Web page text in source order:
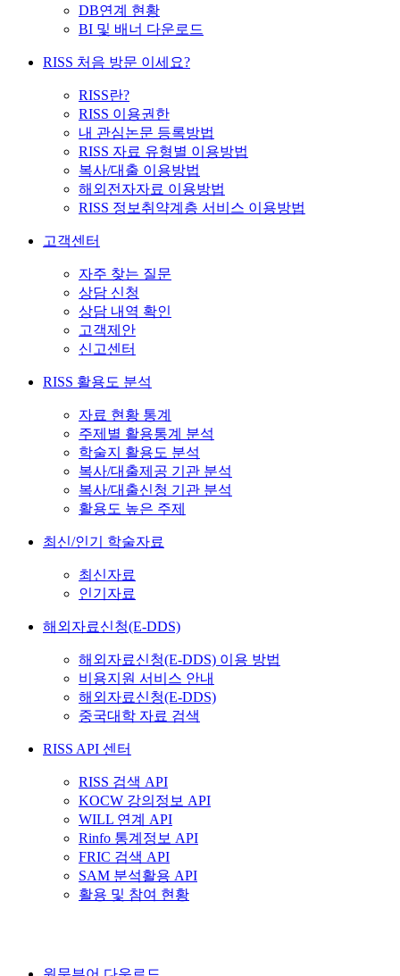
DB연계 현황
BI 및 배너 다운로드
RISS 처음 방문 이세요?
RISS란?
RISS 이용권한
내 관심논문 등록방법
RISS 자료 유형별 이용방법
복사/대출 이용방법
해외전자자료 이용방법
RISS 정보취약계층 서비스 이용방법
고객센터
자주 찾는 질문
상담 신청
상담 내역 확인
고객제안
신고센터
RISS 활용도 분석
자료 현황 통계
주제별 활용통계 분석
학술지 활용도 분석
복사/대출제공 기관 분석
복사/대출신청 기관 분석
활용도 높은 주제
최신/인기 학술자료
최신자료
인기자료
해외자료신청(E-DDS)
해외자료신청(E-DDS) 이용 방법
비용지원 서비스 안내
해외자료신청(E-DDS)
중국대학 자료 검색
RISS API 센터
RISS 검색 API
KOCW 강의정보 API
WILL 연계 API
Rinfo 통계정보 API
FRIC 검색 API
SAM 분석활용 API
활용 및 참여 현황